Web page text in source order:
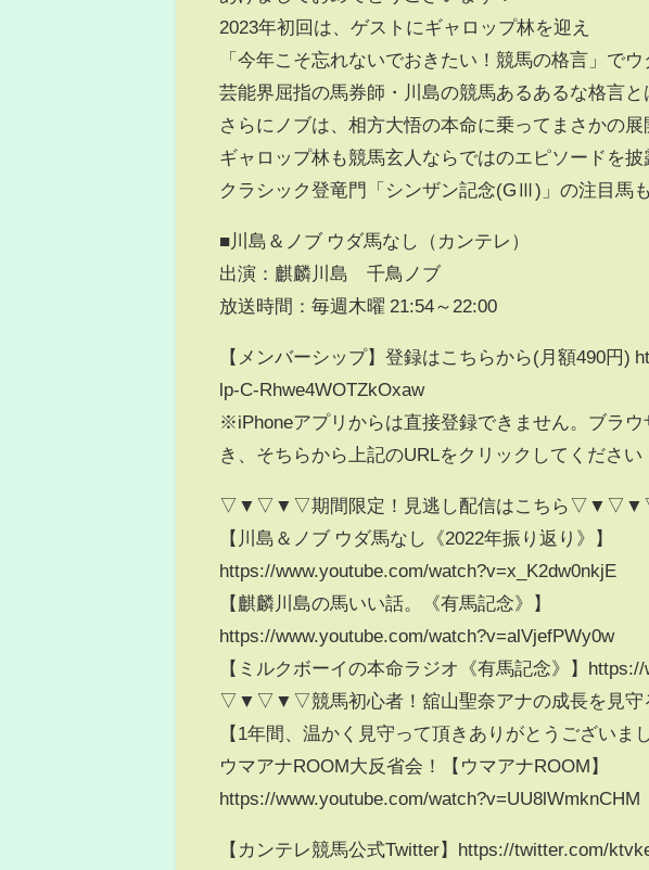
2023年初回は、ゲストにギャロップ林を迎え
「今年こそ忘れないでおきたい！競馬の格言」でウ
芸能界屈指の馬券師・川島の競馬あるあるな格言と
さらにノブは、相方大悟の本命に乗ってまさかの
ギャロップ林も競馬玄人ならではのエピソードを披
クラシック登竜門「シンザン記念(GⅢ)」の注目馬も
■川島＆ノブ ウダ馬なし（カンテレ）
出演：麒麟川島 千鳥ノブ
放送時間：毎週木曜 21:54～22:00
【メンバーシップ】登録はこちらから(月額490円)
lp-C-Rhwe4WOTZkOxaw
※iPhoneアプリからは直接登録できません。ブラウ
き、そちらから上記のURLをクリックしてください
▽▼▽▼▽期間限定！見逃し配信はこちら
【川島＆ノブ ウダ馬なし《2022年振り返り》】
https://www.youtube.com/watch?v=x_K2dw0nkjE
【麒麟川島の馬いい話。《有馬記念》】
https://www.youtube.com/watch?v=alVjefPWy0w
【ミルクボーイの本命ラジオ《有馬記念》】
▽▼▽▼▽競馬初心者！舘山聖奈アナの成長を
【1年間、温かく見守って頂きありがとうござい
ウマアナROOM大反省会！【ウマアナROOM】
https://www.youtube.com/watch?v=UU8lWmknCHM
【カンテレ競馬公式Twitter】https://twitter.com/